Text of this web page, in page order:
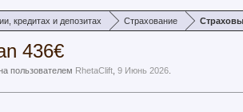
кредитах и депозитах Страхование
436€
пользователем RhetaClift ,9 Июнь 2026